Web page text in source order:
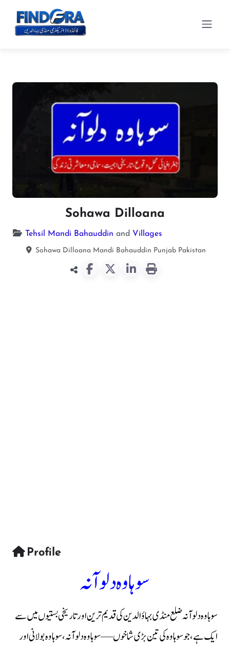
Sohawa Dilloana
Tehsil Mandi Bahauddin and Villages
Sohawa Dilloana Mandi Bahauddin Punjab Pakistan
Profile
سوہاوہ دلوآنہ
سوہاوہ دلوآنہ ضلع منڈی بہاؤالدین کی قدیم ترین اور تاریخی بستیوں میں سے
ایک ہے، جو سوہاوہ کی تین بڑی شاخوں — سوہاوہ دلوآنہ، سوہاوہ بولانی اور